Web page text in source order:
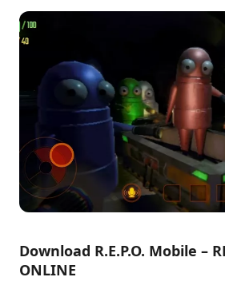
ประสบการณ์ในการเล่นเกม ทำให้ก
ความสำคัญ เมื่อเพื่อนร่วมทีมรวมตัว
วัตถุประสงค์ของผู้สร้างเกม ด้วยกา
ระหว่างการทำงานเป็นทีมที่ท้าทายแ
ความสยองขวัญ R.E.P.O. Mobile รั
น่าตื่นเต้นในบรรยากาศที่เยือกเย็น
Download R.E.P.O. Mobile –
ONLINE